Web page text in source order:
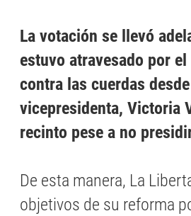
La votación se llevó
estuvo atravesado por
contra las cuerdas
vicepresidenta, Victoria
recinto pese a no
De esta manera, La
objetivos de su reforma